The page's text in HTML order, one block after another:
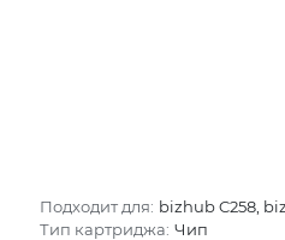
Подходит для: bizhub C258,
Тип картриджа: Чип